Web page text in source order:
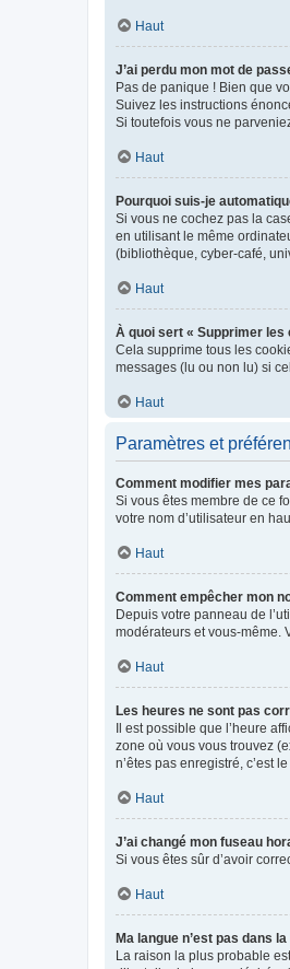
Haut
J’ai perdu mon mot de
Pas de panique ! Bien que
Suivez les instructions
Si toutefois vous ne
Haut
Pourquoi suis-je
Si vous ne cochez pas la
en utilisant le même
(bibliothèque, cyber-café,
Haut
À quoi sert « Supprimer les
Cela supprime tous les
messages (lu ou non lu) si
Haut
Paramètres et
Comment modifier mes
Si vous êtes membre de ce
votre nom d’utilisateur en
Haut
Comment empêcher mon
Depuis votre panneau de
modérateurs et vous-même.
Haut
Les heures ne sont pas
Il est possible que l’heure
zone où vous vous trouvez
n’êtes pas enregistré, c’est
Haut
J’ai changé mon fuseau
Si vous êtes sûr d’avoir
Haut
Ma langue n’est pas dans
La raison la plus probable